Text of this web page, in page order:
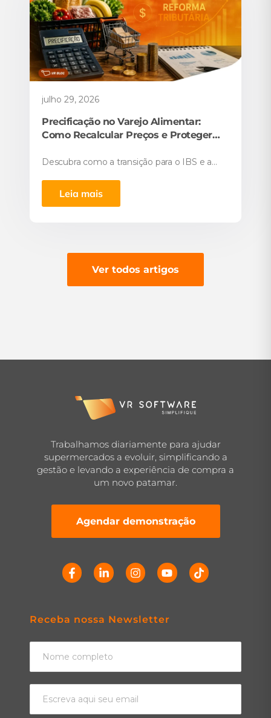
julho 29, 2026
Precificação no Varejo Alimentar:
Como Recalcular Preços e Proteger
Descubra como a transição para o IBS e a...
Leia mais
Ver todos artigos
Trabalhamos diariamente para ajudar
supermercados a evoluir, simplificando a
gestão e levando a experiência de compra a
um novo patamar.
Agendar demonstração
Receba nossa Newsletter